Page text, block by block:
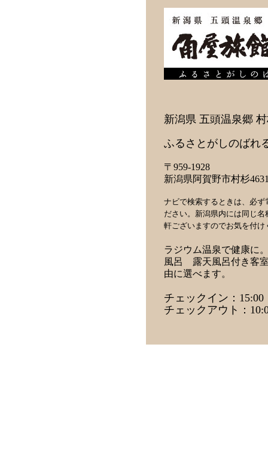
新潟県 五頭温泉郷
ふるさとがしのばれ
〒959-1928
新潟県阿賀野市村杉
ナビで検索するときは、必
ださい。新潟県内には同じ
軒ございますのでお気を付け
ラジウム温泉で健康に
風呂 露天風呂付き客
由に選べます。
チェックイン：15:00
チェックアウト：